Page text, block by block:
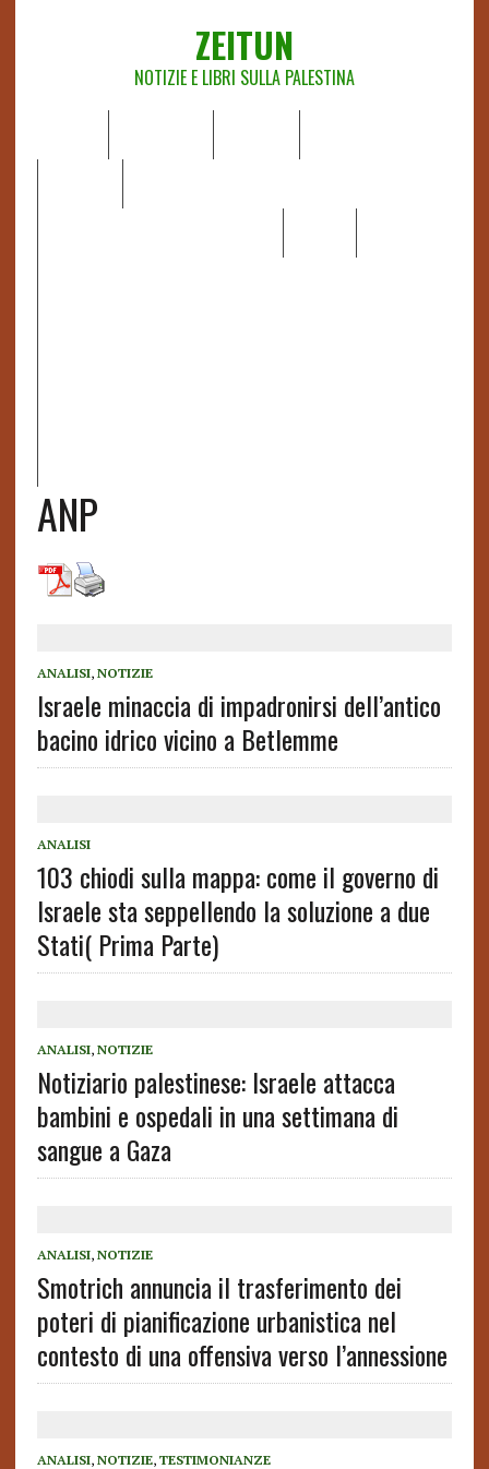
ZEITUN
NOTIZIE E LIBRI SULLA PALESTINA
ANP
ANALISI, NOTIZIE
Israele minaccia di impadronirsi dell’antico
bacino idrico vicino a Betlemme
ANALISI
103 chiodi sulla mappa: come il governo di
Israele sta seppellendo la soluzione a due
Stati( Prima Parte)
ANALISI, NOTIZIE
Notiziario palestinese: Israele attacca
bambini e ospedali in una settimana di
sangue a Gaza
ANALISI, NOTIZIE
Smotrich annuncia il trasferimento dei
poteri di pianificazione urbanistica nel
contesto di una offensiva verso l’annessione
ANALISI, NOTIZIE, TESTIMONIANZE